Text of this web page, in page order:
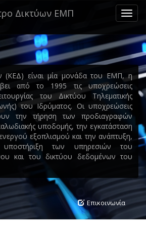
Δικτύων ΕΜΠ
Toggle
(ΚΕΔ) είναι μία μονάδα του ΕΜΠ, η
από το 1995 τις υποχρεώσεις
του Δικτύου Τηλεματικής
του Ιδρύματος. Οι υποχρεώσεις
την τήρηση των προδιαγραφών
υποδομής, την εγκατάσταση
εξοπλισμού και την ανάπτυξη,
υποστήριξη των υπηρεσιών του
και του δικτύου δεδομένων του
Επικοινωνία